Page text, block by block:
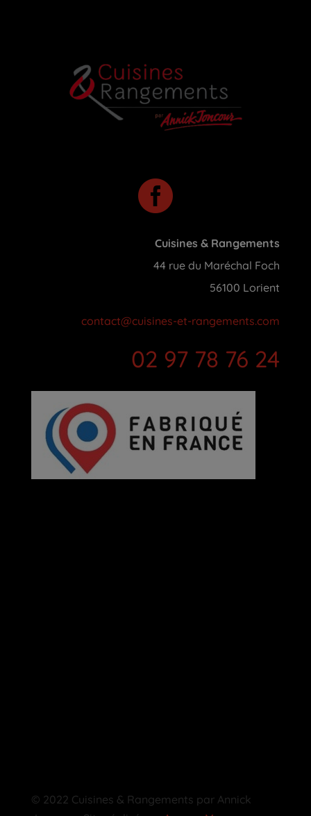

Cuisines & Rangements
44 rue du Maréchal Foch
56100 Lorient
contact@cuisines-et-rangements.com
02 97 78 76 24
© 2022 Cuisines & Rangements par Annick